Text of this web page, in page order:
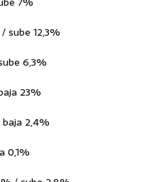
sube 12,3%
6,3%
23%
baja 2,4%
0,1%